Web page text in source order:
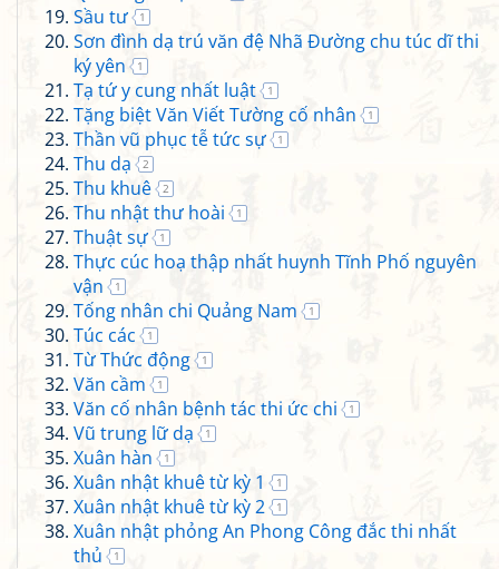
Sầu tư
1
Sơn đình dạ trú văn đệ Nhã Đường chu túc dĩ thi
ký yên
1
Tạ tứ y cung nhất luật 1
Tặng biệt Văn Viết Tường cố nhân 1
Thần vũ phục tễ tức sự 1
Thu dạ 2
Thu khuê 2
Thu nhật thư hoài 1
Thuật sự 1
Thực cúc hoạ thập nhất huynh Tĩnh Phố nguyên
vận
1
Tống nhân chi Quảng Nam 1
Túc các 1
Từ Thức động 1
Văn cầm 1
Văn cố nhân bệnh tác thi ức chi 1
Vũ trung lữ dạ 1
Xuân hàn 1
Xuân nhật khuê từ kỳ 1 1
Xuân nhật khuê từ kỳ 2 1
Xuân nhật phỏng An Phong Công đắc thi nhất
thủ
1